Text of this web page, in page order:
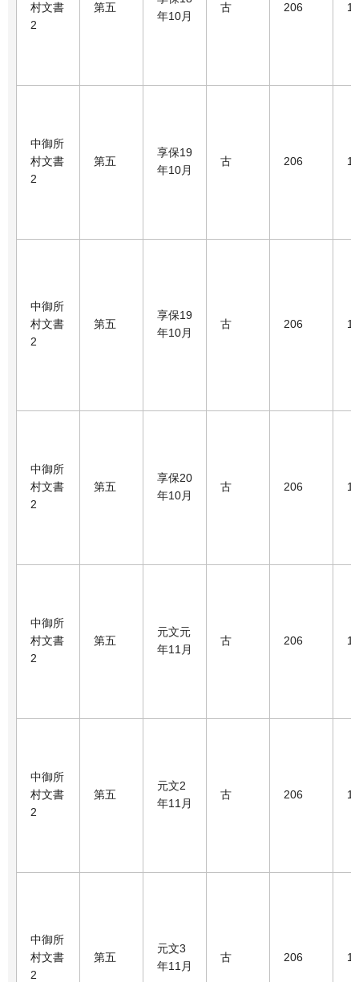
村文書
2
第五
年10月
古 206 1
中御所
村文書
2
第五
享保19
年10月
古 206 1
中御所
村文書
2
第五
享保19
年10月
古 206 1
中御所
村文書
2
第五
享保20
年10月
古 206 1
中御所
村文書
2
第五
元文元
年11月
古 206 1
中御所
村文書
2
第五
元文2
年11月
古 206 1
中御所
村文書
2
第五
元文3
年11月
古 206 1